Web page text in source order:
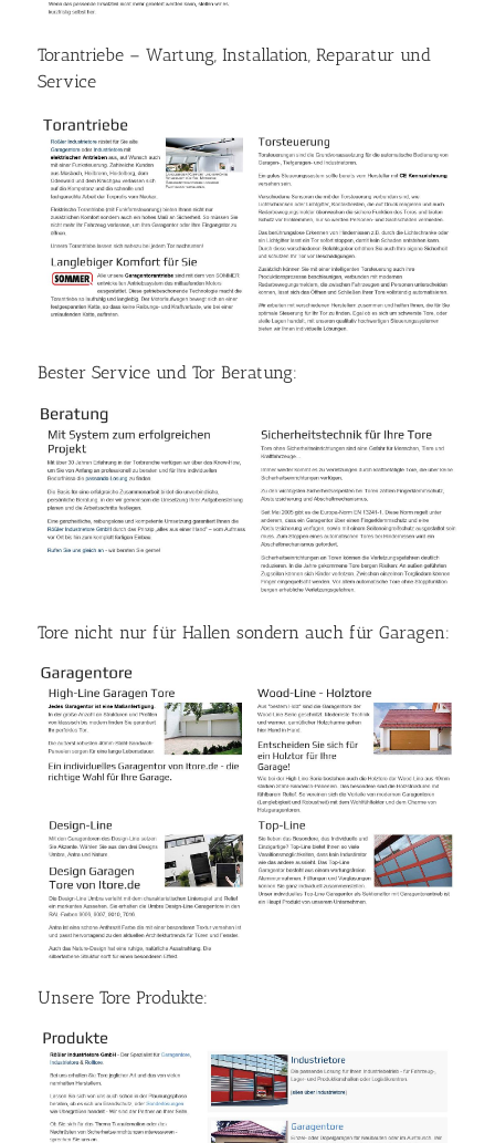
Torantriebe – Wartung, Installation, Reparatur und
Service
Bester Service und Tor Beratung:
Tore nicht nur für Hallen sondern auch für Garagen:
Unsere Tore Produkte: